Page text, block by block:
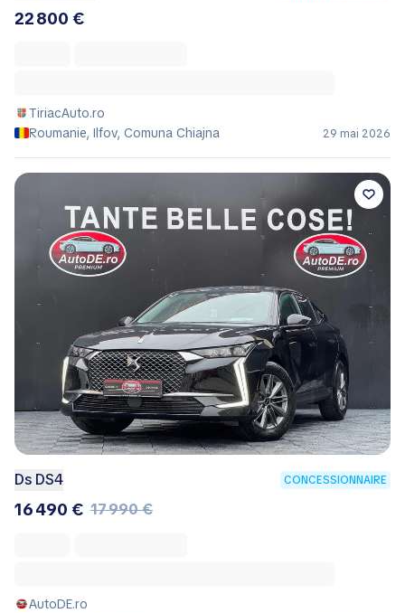
22 800 €
TiriacAuto.ro
Roumanie, Ilfov, Comuna Chiajna
29 mai 2026
Ds DS4 CONCESSIONNAIRE
16 490 € 17 990 €
AutoDE.ro